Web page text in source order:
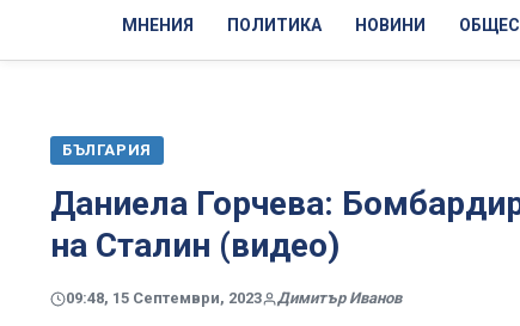
МНЕНИЯ ПОЛИТИКА НОВИНИ
БЪЛГАРИЯ
Даниела Горчева:
на Сталин (видео)
09:48, 15 Септември, 2023 Димитър Иванов